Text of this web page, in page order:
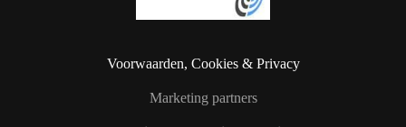
Voorwaarden, Cookies & Privacy
Marketing partners